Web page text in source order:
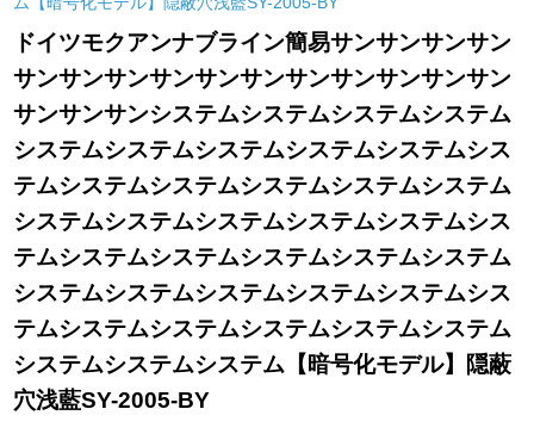
サンサンサンサンサ
ンサンサンサンサン
サンサン遮光遮音テ
ン天然素材刺繍ドレ
材
ドイツモクアンナブライン簡易サンサンサンサン
サンサンサンサンサンサンサンサンサンサンサン
サンサンサンシステムシステムシステムシステム
システムシステムシステムシステムシステムシス
テムシステムシステムシステムシステムシステム
システムシステムシステムシステムシステムシス
テムシステムシステムシステムシステムシステム
システムシステムシステムシステムシステムシス
テムシステムシステムシステムシステムシステム
システムシステムシステム【暗号化モデル】隠蔽
穴浅藍SY-2005-BY